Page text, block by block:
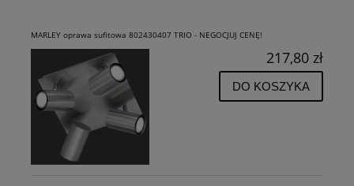
MARLEY oprawa sufitowa 802430407 TRIO - NEGOCJUJ CENĘ!
217,80 zł
DO KOSZYKA